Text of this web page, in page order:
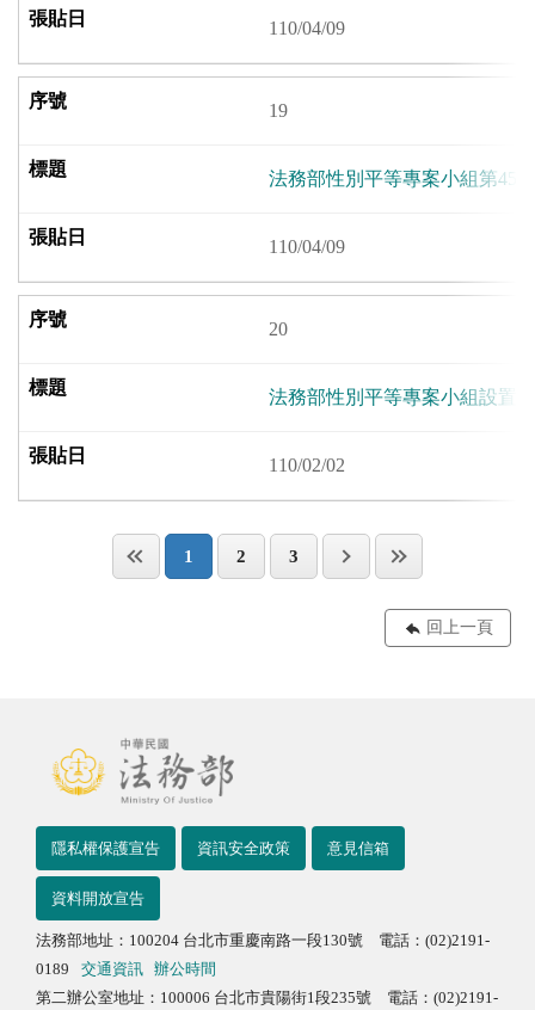
110/04/09
19
法務部性別平等專案小組第45
110/04/09
20
法務部性別平等專案小組設置
110/02/02
1 2 3
回上一頁
隱私權保護宣告 資訊安全政策 意見信箱
資料開放宣告
法務部地址：100204 台北市重慶南路一段130號 電話：(02)2191-
0189
交通資訊
辦公時間
第二辦公室地址：100006 台北市貴陽街1段235號 電話：(02)2191-